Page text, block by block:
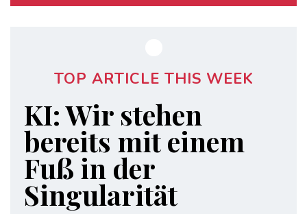
TOP ARTICLE THIS WEEK
KI: Wir stehen
bereits mit einem
Fuß in der
Singularität